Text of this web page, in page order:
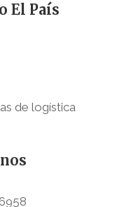
El País
de logística